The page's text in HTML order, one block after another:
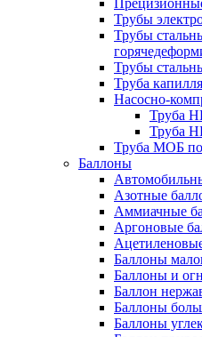
Трубы
Трубы
Трубы
Труба
Насосно-
Труба
Труба
Труба МОБ
Баллоны
Азотные
Аммиачные
Аргоновые
Баллоны
Баллоны и
Баллон
Баллоны
Баллоны